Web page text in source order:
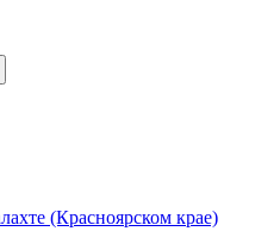
(Красноярском крае)